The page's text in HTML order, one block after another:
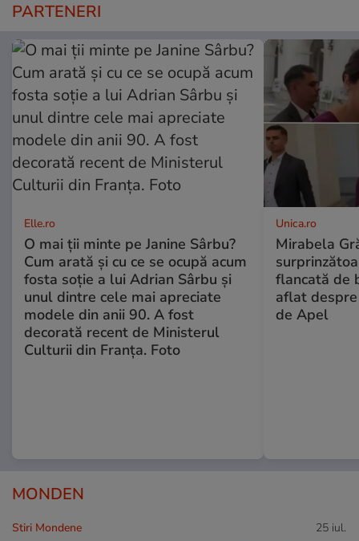
PARTENERI
Elle.ro
O mai ții minte pe Janine Sârbu?
Cum arată și cu ce se ocupă acum
fosta soție a lui Adrian Sârbu și
unul dintre cele mai apreciate
modele din anii 90. A fost
decorată recent de Ministerul
Culturii din Franța. Foto
Unica.ro
Mirabela
flancată de
aflat
de Apel
MONDEN
Stiri Mondene 25 iul.